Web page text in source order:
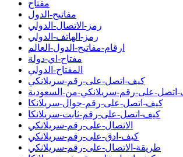
مفتاح
مفاتيح-الدول
رمز-الاتصال-الدولي
رمز-الهاتف-الدولي
ارقام-مفاتيح-الدول-العالم
مفتاح-اي-دولة
المفتاح-الدولي
كيف-اتصل-على-رقم-سريلانكي
اتصل-على-رقم-سريلانكي-من-السعودية
كيف-اتصل-على-رقم-جوال-سريلانكا
كيف-اتصل-على-رقم-ثابت-سريلانكا
الاتصال-على-رقم-سريلانكي
كيف-ادق-على-رقم-سريلانكي
طريقة-الاتصال-على-رقم-سريلانكي